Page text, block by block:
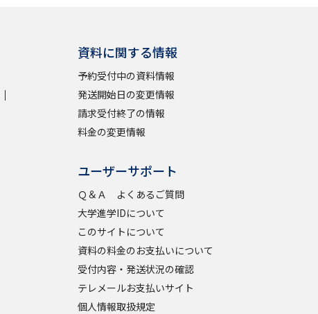
資料に関する情報
予約受付中の資料情報
発送開始日の変更情報
請求受付終了の情報
料金の変更情報
ユーザーサポート
Ｑ＆Ａ よくあるご質問
大学進学IDについて
このサイトについて
資料の料金のお支払いについて
受付内容・発送状況の確認
テレメールお支払いサイト
個人情報取扱規定